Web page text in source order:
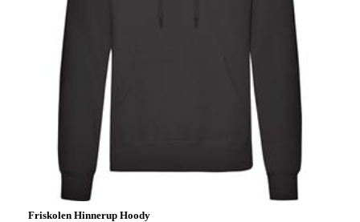
Friskolen Hinnerup Hoody